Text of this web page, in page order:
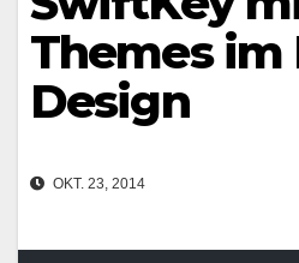
Themes im
Design
OKT. 23, 2014